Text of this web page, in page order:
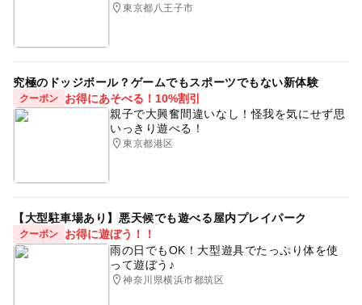
東京都八王子市
究極のドッジボール？ゲームでもスポーツでもない新体験
クーポン
お得にあそべる！10%割引
親子で大興奮間違いなし！怪我を気にせず思
いっきり遊べる！
東京都港区
【大型駐車場あり】悪天候でも遊べる屋内プレイパーク
クーポン
お得に遊ぼう！！
雨の日でもOK！大型遊具でたっぷり体を使
って遊ぼう♪
神奈川県横浜市都筑区